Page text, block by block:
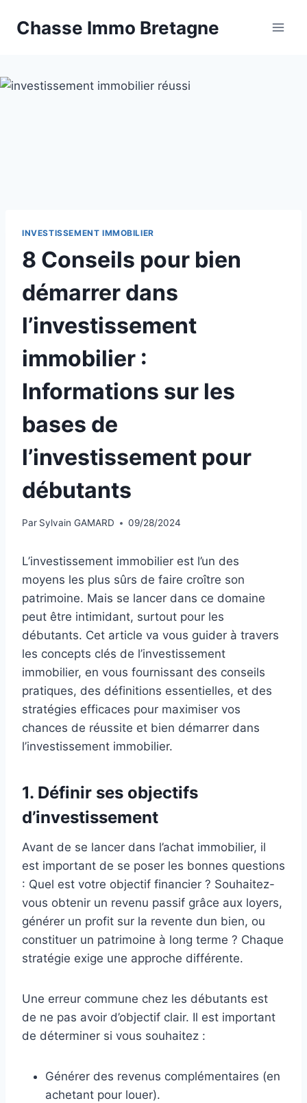
Chasse Immo Bretagne
INVESTISSEMENT IMMOBILIER
8 Conseils pour bien
démarrer dans
l’investissement
immobilier :
Informations sur les
bases de
l’investissement pour
débutants
Par Sylvain GAMARD 09/28/2024
L’investissement immobilier est l’un des
moyens les plus sûrs de faire croître son
patrimoine. Mais se lancer dans ce domaine
peut être intimidant, surtout pour les
débutants. Cet article va vous guider à travers
les concepts clés de l’investissement
immobilier, en vous fournissant des conseils
pratiques, des définitions essentielles, et des
stratégies efficaces pour maximiser vos
chances de réussite et bien démarrer dans
l’investissement immobilier.
1. Définir ses objectifs
d’investissement
Avant de se lancer dans l’achat immobilier, il
est important de se poser les bonnes questions
: Quel est votre objectif financier ? Souhaitez-
vous obtenir un revenu passif grâce aux loyers,
générer un profit sur la revente dun bien, ou
constituer un patrimoine à long terme ? Chaque
stratégie exige une approche différente.
Une erreur commune chez les débutants est
de ne pas avoir d’objectif clair. Il est important
de déterminer si vous souhaitez :
Générer des revenus complémentaires (en
achetant pour louer).